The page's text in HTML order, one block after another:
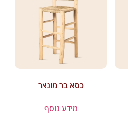
כסא בר מונאר
מידע נוסף